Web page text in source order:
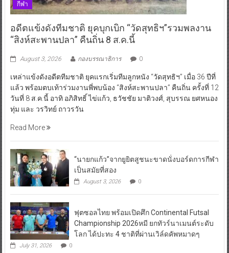
กีฬา
อดีตแข้งดังทีมชาติ ยุคบุกเบิก “วัดสุทธิฯ”รวมพลงาน
“สิงห์สะพานปลา” คืนถิ่น 8 ส.ค.นี้
August 3, 2026 กองบรรณาธิการ 0
เหล่าแข้งดังอดีตทีมชาติ ยุคแรกเริ่มทีมลูกหนัง “วัดสุทธิฯ” เมื่อ 36 ปีที่
แล้ว พร้อมตบเท้าร่วมงานพี่พบน้อง “สิงห์สะพานปลา” คืนถิ่น ครั้งที่ 12
วันที่ 8 ส.ค.นี้ อาทิ อภิสิทธิ์ ไข่แก้ว, ธวัชชัย มาติวงศ์, สุบรรณ ยศหนอง
ทุ่ม และ วรวิทย์ ถาวรวัน
Read More
“นายกแก้ว”จากยูยิตสูชนะขาดนั่งบอร์ดการกีฬา
เป็นสมัยที่สอง
August 3, 2026 0
ฟุตซอลไทย พร้อมเปิดศึก Continental Futsal
Championship 2026หมี ยกทัวร์นาเมนต์ระดับ
โลก ได้ปะทะ 4 ชาติที่ผ่านเวิล์ดคัพหมาดๆ
July 31, 2026 0